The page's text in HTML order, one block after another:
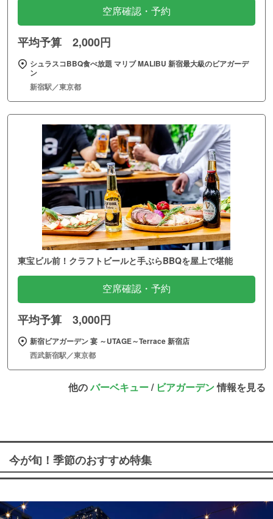
空席確認・予約
平均予算 2,000円
シュラスコBBQ食べ放題 マリブ MALIBU 新宿最大級のビアガーデ
ン
新宿駅／東京都
東宝ビル前！クラフトビールと手ぶらBBQを屋上で堪能
空席確認・予約
平均予算 3,000円
新宿ビアガーデン 宴 ～UTAGE～Terrace 新宿店
西武新宿駅／東京都
他のバーベキュー/ ビアガーデン情報を見る
今が旬！季節のおすすめ特集